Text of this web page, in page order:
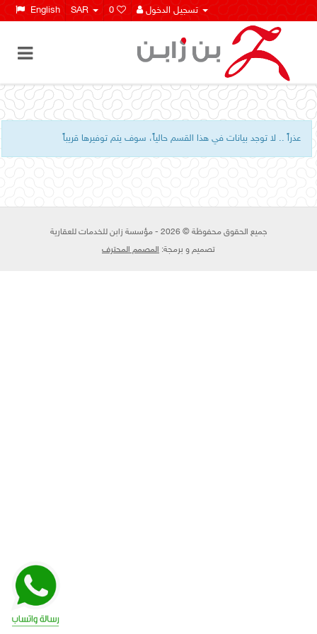
English SAR
عذراً .. لا توجد بيانات في هذا القسم حالياً، سوف يتم توفيرها قريباً
جميع الحقوق محفوظة © 2026 - مؤسسة زابن للخدمات للعقارية
تصميم و برمجة: المصمم المحترف